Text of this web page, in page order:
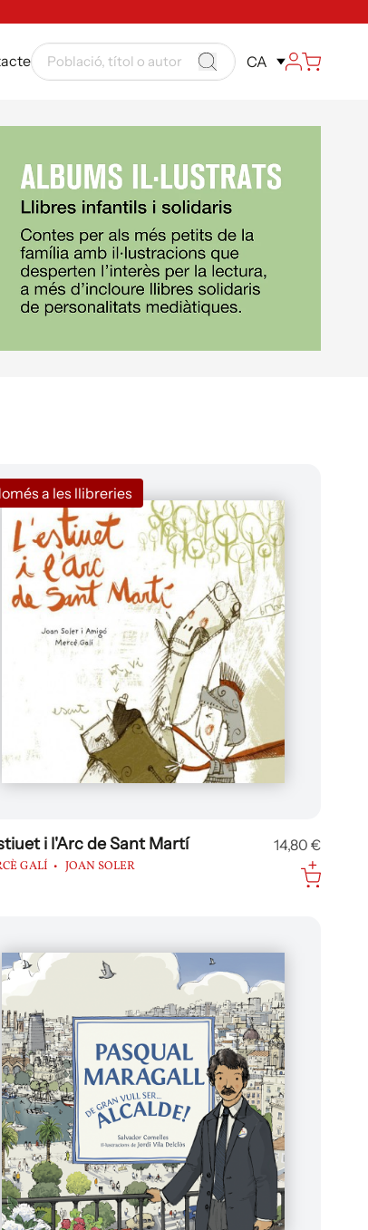
CA
a les llibreries
i l'Arc de Sant Martí
GALÍ JOAN SOLER
14,80 €